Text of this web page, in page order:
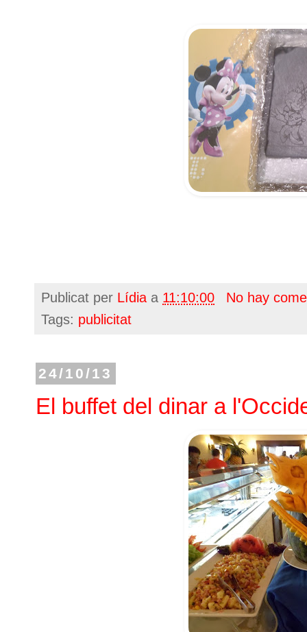
Publicat per Lídia a 11:10:00
No hay
Tags: publicitat
24/10/13
El buffet del dinar a